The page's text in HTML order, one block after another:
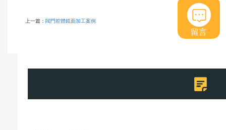
上一篇： 閥門腔體鏡面加工案例
留言